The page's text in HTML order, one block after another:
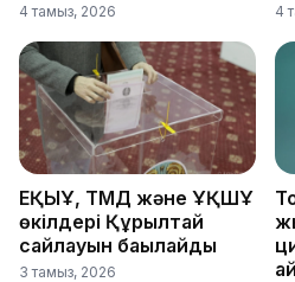
4 тамыз, 2026 4
ЕҚЫҰ, ТМД және ҰҚШҰ
өкілдері Құрылтай
сайлауын бақылайды
3 тамыз, 2026